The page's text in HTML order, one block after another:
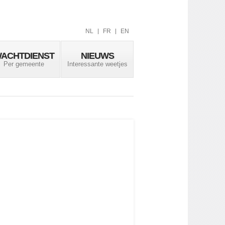
NL FR EN
Per gemeente
NIEUWS
Interessante weetjes